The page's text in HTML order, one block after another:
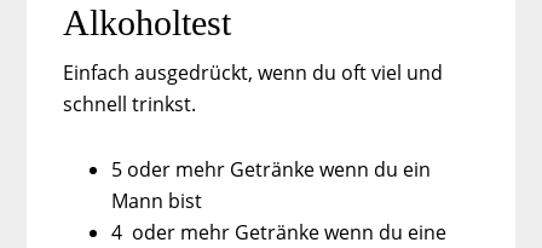
Alkoholtest
Einfach ausgedrückt, wenn du oft viel und
schnell trinkst.
5 oder mehr Getränke wenn du ein
Mann bist
4 oder mehr Getränke wenn du eine